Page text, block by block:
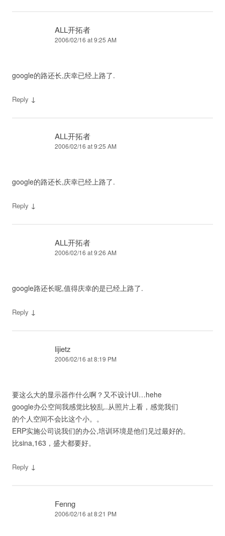
ALL开拓者
2006/02/16 at 9:25 AM
google的路还长,庆幸已经上路了.
Reply ↓
ALL开拓者
2006/02/16 at 9:25 AM
google的路还长,庆幸已经上路了.
Reply ↓
ALL开拓者
2006/02/16 at 9:26 AM
google路还长呢,值得庆幸的是已经上路了.
Reply ↓
lijietz
2006/02/16 at 8:19 PM
要这么大的显示器作什么啊？又不设计UI…hehe
google办公空间我感觉比较乱..从照片上看，感觉我们
的个人空间不会比这个小。。
ERP实施公司说我们的办公,培训环境是他们见过最好的。
比sina,163，盛大都要好。
Reply ↓
Fenng
2006/02/16 at 8:21 PM